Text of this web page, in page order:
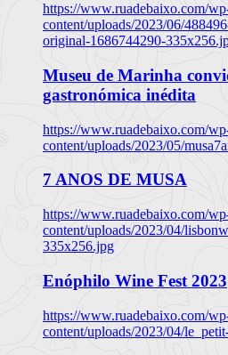
https://www.ruadebaixo.com/
content/uploads/2023/06/
original-1686744290-
Museu de Marinha
gastronómica inédita
https://www.ruadebaixo.com/
content/uploads/2023/05/
7 ANOS DE MUSA
https://www.ruadebaixo.com/
content/uploads/2023/04/
335x256.jpg
Enóphilo Wine Fest 2023
https://www.ruadebaixo.com/
content/uploads/2023/04/